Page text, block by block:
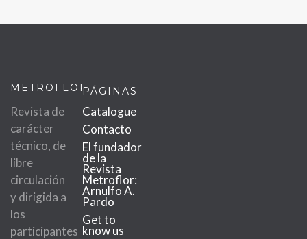
METROFLOR
Revista de
carácter
técnico, de
libre
circulación
y dirigida a
los
participantes
PÁGINAS
Catalogue
Contacto
El fundador
de la
Revista
Metroflor:
Arnulfo A.
Pardo
Get to
know us